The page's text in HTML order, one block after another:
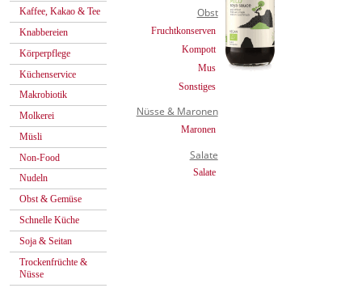
Kaffee, Kakao & Tee
Knabbereien
Körperpflege
Küchenservice
Makrobiotik
Molkerei
Müsli
Non-Food
Nudeln
Obst & Gemüse
Schnelle Küche
Soja & Seitan
Trockenfrüchte &
Nüsse
Obst
Fruchtkonserven
Kompott
Mus
Sonstiges
Nüsse & Maronen
Maronen
Salate
Salate